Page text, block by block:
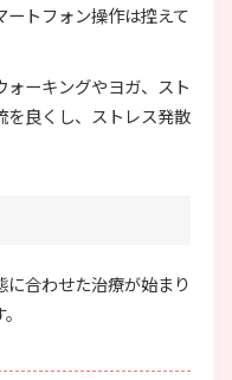
トフォン操作は控えて
ォーキングやヨガ、スト
を良くし、ストレス発散
合わせた治療が始まり